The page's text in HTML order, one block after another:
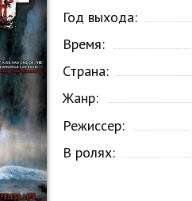
Год выхода:
Время:
Страна:
Жанр:
Режиссер:
В ролях: